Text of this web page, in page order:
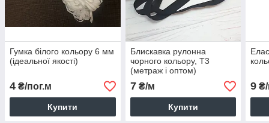
Гумка білого кольору 6 мм
(ідеальної якості)
4 ₴/пог.м
Купити
Блискавка рулонна
чорного кольору, Т3
(метраж і оптом)
7₴/м
Купити
9